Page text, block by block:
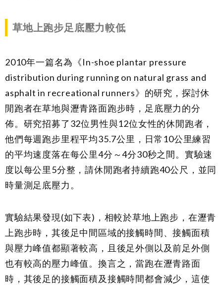
草地上跑步足底壓力較低
2010年一篇名為《In-shoe plantar pressure
distribution during running on natural grass and
asphalt in recreational runners》的研究，探討休
閒跑者在草地與瀝青路面跑步時，足底壓力的分
佈。研究招募了32位男性與12位女性的休閒跑者，
他們每週跑步里程平均35.7公里，日常10公里練習
的平均速度落在每公里4分～4分30秒之間。實驗速
度以每公里5分整，請休閒跑者持續跑40公尺，並同
時量測足底壓力。
實驗結果發現(如下表)，相較於草地上跑步，在瀝青
上跑步時，其後足中間區域的接觸時間、接觸面積
與壓力峰值都顯著較高，且後足外側以及前足外側
也有較高的壓力峰值。換言之，當跑在瀝青路面
時，其後足的接觸面積及接觸時間都會減少，這使